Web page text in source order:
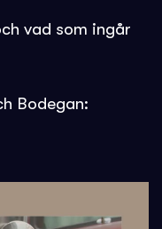
vad som ingår
Bodegan: